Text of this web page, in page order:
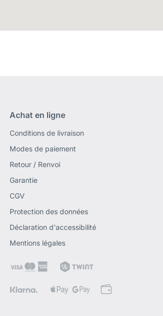
Achat en ligne
Conditions de livraison
Modes de paiement
Retour / Renvoi
Garantie
CGV
Protection des données
Déclaration d'accessibilité
Mentions légales